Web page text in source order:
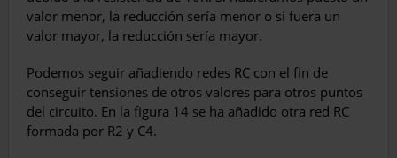
valor menor, la reducción sería menor o si fuera un
valor mayor, la reducción sería mayor.
Podemos seguir añadiendo redes RC con el fin de
conseguir tensiones de otros valores para otros puntos
del circuito. En la figura 14 se ha añadido otra red RC
formada por R2 y C4.